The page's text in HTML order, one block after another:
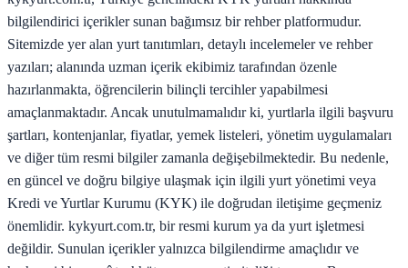
bilgilendirici içerikler sunan bağımsız bir rehber platformudur.
Sitemizde yer alan yurt tanıtımları, detaylı incelemeler ve rehber
yazıları; alanında uzman içerik ekibimiz tarafından özenle
hazırlanmakta, öğrencilerin bilinçli tercihler yapabilmesi
amaçlanmaktadır. Ancak unutulmamalıdır ki, yurtlarla ilgili başvuru
şartları, kontenjanlar, fiyatlar, yemek listeleri, yönetim uygulamaları
ve diğer tüm resmi bilgiler zamanla değişebilmektedir. Bu nedenle,
en güncel ve doğru bilgiye ulaşmak için ilgili yurt yönetimi veya
Kredi ve Yurtlar Kurumu (KYK) ile doğrudan iletişime geçmeniz
önemlidir. kykyurt.com.tr, bir resmi kurum ya da yurt işletmesi
değildir. Sunulan içerikler yalnızca bilgilendirme amaçlıdır ve